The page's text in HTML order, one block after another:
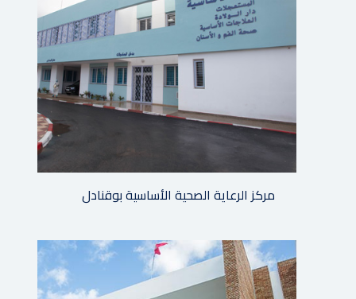
مركز الرعاية الصحية الأساسية بوقنادل